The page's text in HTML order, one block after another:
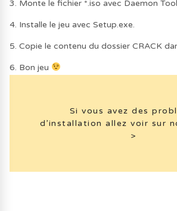
3. Monte le fichier *.iso avec Daemon
4. Installe le jeu avec Setup.exe.
5. Copie le contenu du dossier CRACK
6. Bon jeu
Si vous avez des
d’installation allez voir sur
>